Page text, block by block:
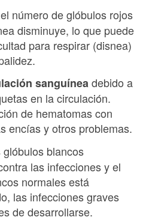
número de glóbulos rojos
disminuye, lo que puede
para respirar (disnea)
sanguíneadebido a
en la circulación.
de hematomas con
encías y otros problemas.
glóbulos blancos
las infecciones y el
normales está
las infecciones graves
de desarrollarse.